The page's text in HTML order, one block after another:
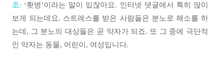
조: ‘홧병’이라는 말이 있잖아요. 인터넷 댓글에서 특히 많이
보게 되는데요. 스트레스를 받은 사람들은 분노로 해소를 하
는데, 그 분노의 대상들은 곧 약자가 되죠. 또 그 중에 극단적
인 약자는 동물, 어린이, 여성입니다.